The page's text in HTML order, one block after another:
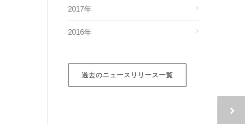
2017年
2016年
過去のニュースリリース一覧